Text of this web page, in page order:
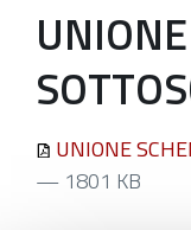
UNIONE
— 1801 KB